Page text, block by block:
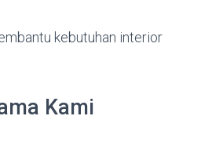
kebutuhan interior
Kami